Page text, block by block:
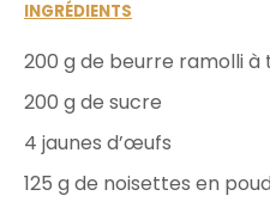
INGRÉDIENTS
200 g de beurre ramolli
200 g de sucre
4 jaunes d’œufs
125 g de noisettes en